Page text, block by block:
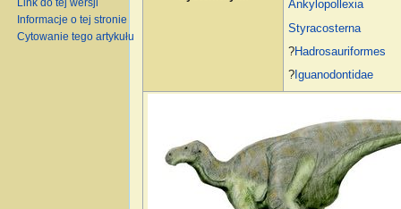
Ankylopollexia
Styracosterna
?Hadrosauriformes
? Iguanodontidae
Link do tej wersji
Informacje o tej stronie
Cytowanie tego artykułu